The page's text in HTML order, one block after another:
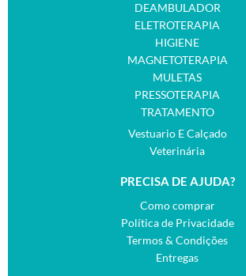
DEAMBULADOR
ELETROTERAPIA
HIGIENE
MAGNETOTERAPIA
MULETAS
PRESSOTERAPIA
TRATAMENTO
Vestuario E Calçado
Veterinária
PRECISA DE AJUDA?
Como comprar
Política de Privacidade
Termos & Condições
Entregas